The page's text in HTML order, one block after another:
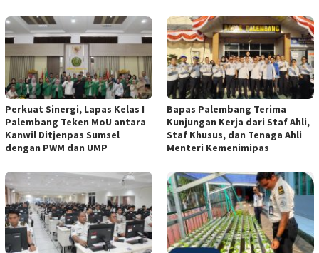
Perkuat Sinergi, Lapas Kelas I
Palembang Teken MoU antara
Kanwil Ditjenpas Sumsel
dengan PWM dan UMP
Bapas Palembang Terima
Kunjungan Kerja dari Staf Ahli,
Staf Khusus, dan Tenaga Ahli
Menteri Kemenimipas